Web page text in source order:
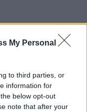
My Personal
to third parties, or
information for
below opt-out
note that after your